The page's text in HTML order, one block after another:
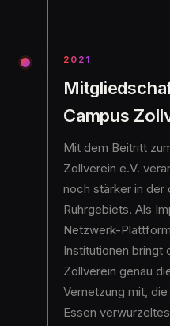
2021
Campus
Mit dem Beitritt
Zollverein e.V.
noch stärker in der
Ruhrgebiets. Als
Netzwerk-
Institutionen bringt
Zollverein genau
Vernetzung mit,
Essen